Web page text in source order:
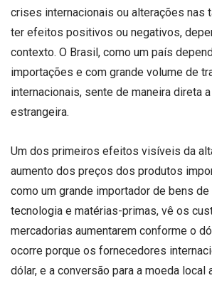
crises internacionais ou alterações nas
ter efeitos positivos ou negativos,
contexto. O Brasil, como um país
importações e com grande volume de
internacionais, sente de maneira direta
estrangeira.
Um dos primeiros efeitos visíveis da
aumento dos preços dos produtos
como um grande importador de bens de
tecnologia e matérias-primas, vê os
mercadorias aumentarem conforme o
ocorre porque os fornecedores
dólar, e a conversão para a moeda local